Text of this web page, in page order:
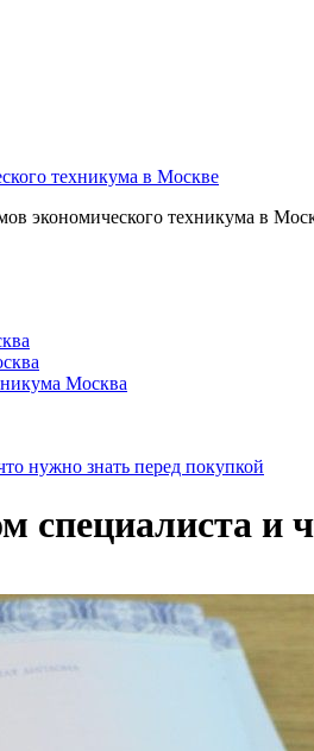
техникума в Москве
экономического техникума в
Москва
нужно знать перед покупкой
специалиста и